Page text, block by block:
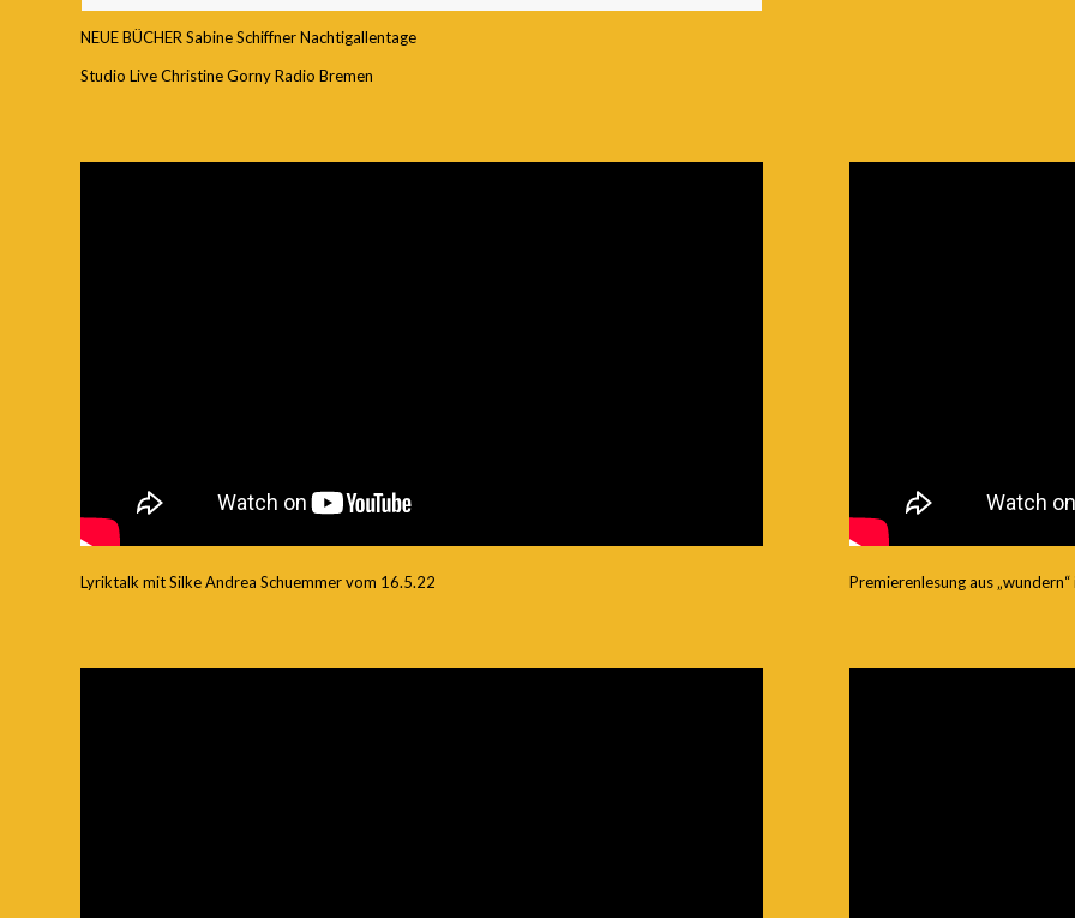
NEUE BÜCHER Sabine Schiffner Nachtigallentage
Studio Live Christine Gorny Radio Bremen
Lyriktalk mit Silke Andrea Schuemmer vom 16.5.22 Premierenlesung aus